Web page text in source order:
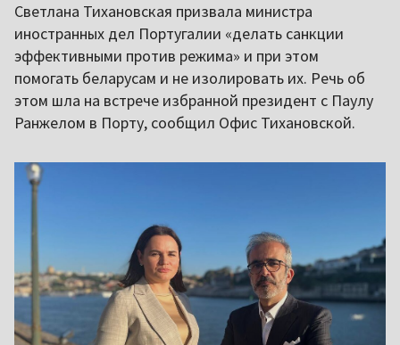
Светлана Тихановская призвала министра
иностранных дел Португалии «делать санкции
эффективными против режима» и при этом
помогать беларусам и не изолировать их. Речь об
этом шла на встрече избранной президент с Паулу
Ранжелом в Порту, сообщил Офис Тихановской.